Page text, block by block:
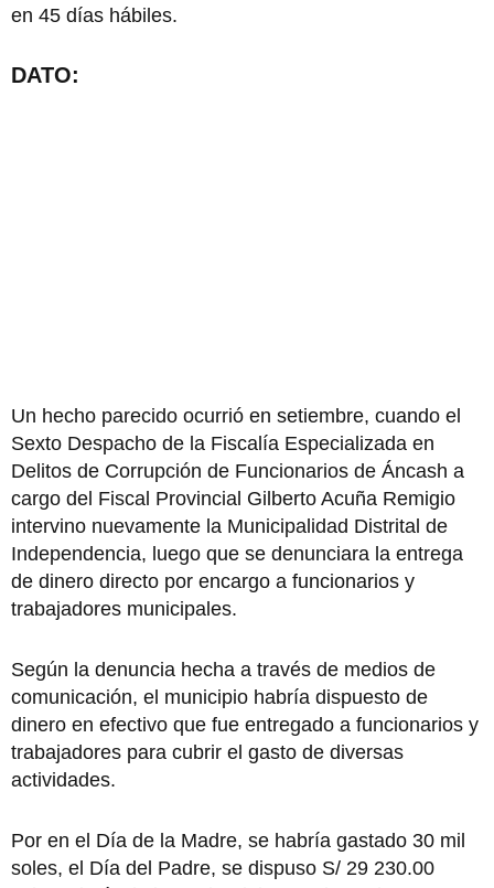
en 45 días hábiles.
DATO:
Un hecho parecido ocurrió en setiembre, cuando el
Sexto Despacho de la Fiscalía Especializada en
Delitos de Corrupción de Funcionarios de Áncash a
cargo del Fiscal Provincial Gilberto Acuña Remigio
intervino nuevamente la Municipalidad Distrital de
Independencia, luego que se denunciara la entrega
de dinero directo por encargo a funcionarios y
trabajadores municipales.
Según la denuncia hecha a través de medios de
comunicación, el municipio habría dispuesto de
dinero en efectivo que fue entregado a funcionarios y
trabajadores para cubrir el gasto de diversas
actividades.
Por en el Día de la Madre, se habría gastado 30 mil
soles, el Día del Padre, se dispuso S/ 29 230.00